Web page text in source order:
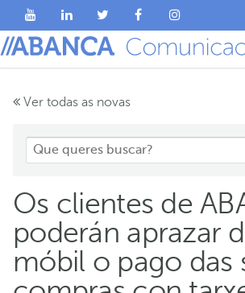
Ver todas as novas
Os clientes de
poderán aprazar
móbil o pago das